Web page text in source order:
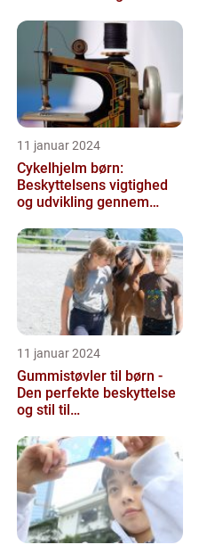
11 januar 2024
Cykelhjelm børn:
Beskyttelsens vigtighed
og udvikling gennem
11 januar 2024
Gummistøvler til børn -
Den perfekte beskyttelse
og stil til